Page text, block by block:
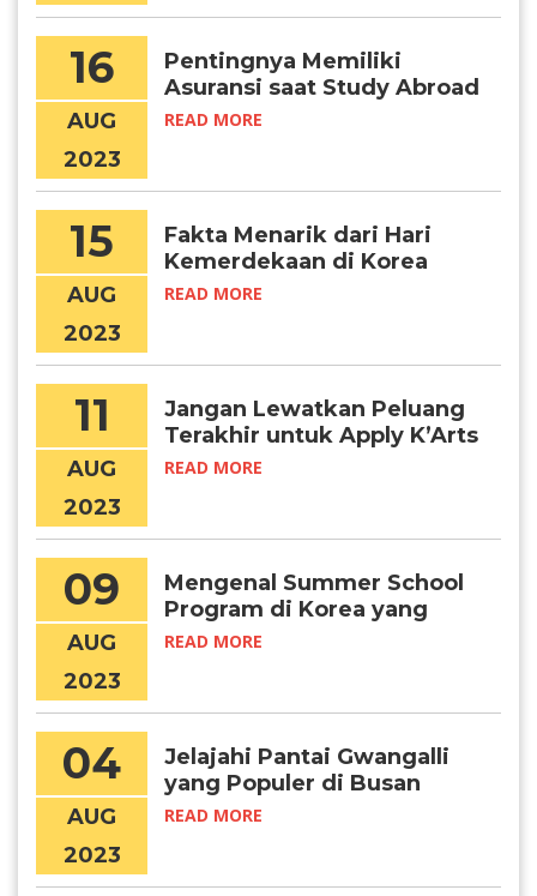
16
AUG
2023
Pentingnya Memiliki
Asuransi saat Study Abroad
READ MORE
15
AUG
2023
Fakta Menarik dari Hari
Kemerdekaan di Korea
Selatan
READ MORE
11
AUG
2023
Jangan Lewatkan Peluang
Terakhir untuk Apply K’Arts
2024
READ MORE
09
AUG
2023
Mengenal Summer School
Program di Korea yang
Semakin Diminati
READ MORE
04
AUG
2023
Jelajahi Pantai Gwangalli
yang Populer di Busan
READ MORE